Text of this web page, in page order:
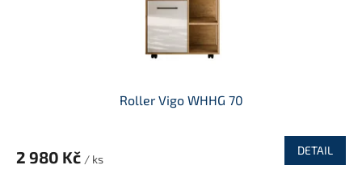
Roller Vigo WHHG 70
2 980 Kč / ks
DETAIL